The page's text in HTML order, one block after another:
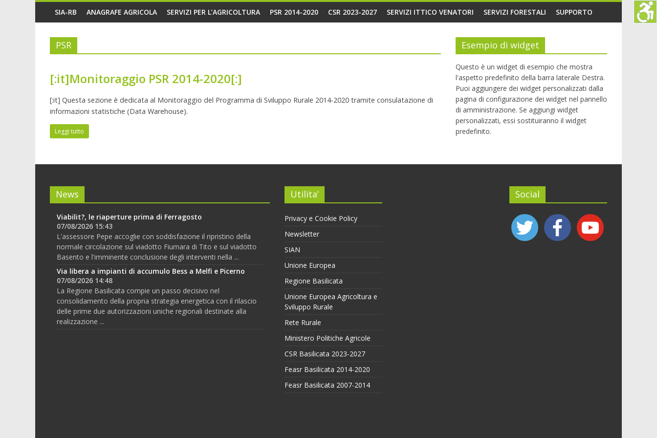
SIA-RB ANAGRAFE AGRICOLA SERVIZI PER L’AGRICOLTURA PSR 2014-2020 CSR 2023-2027 SERVIZI ITTICO VENATORI SERVIZI FORESTALI SUPPORTO
PSR
[:it]Monitoraggio PSR 2014-2020[:]
[:it] Questa sezione è dedicata al Monitoraggio del Programma di Sviluppo Rurale 2014-2020 tramite consulatazione di
informazioni statistiche (Data Warehouse).
Leggi tutto
Esempio di widget
Questo è un widget di esempio che mostra
l'aspetto predefinito della barra laterale Destra.
Puoi aggiungere dei widget personalizzati dalla
pagina di configurazione dei widget nel pannello
di amministrazione. Se aggiungi widget
personalizzati, essi sostituiranno il widget
predefinito.
News
Viabilit?, le riaperture prima di Ferragosto
07/08/2026 15:43
L'assessore Pepe accoglie con soddisfazione il ripristino della
normale circolazione sul viadotto Fiumara di Tito e sul viadotto
Basento e l'imminente conclusione degli interventi nella ...
Via libera a impianti di accumulo Bess a Melfi e Picerno
07/08/2026 14:48
La Regione Basilicata compie un passo decisivo nel
consolidamento della propria strategia energetica con il rilascio
delle prime due autorizzazioni uniche regionali destinate alla
realizzazione ...
Utilita’
Privacy e Cookie Policy
Newsletter
SIAN
Unione Europea
Regione Basilicata
Unione Europea Agricoltura e
Sviluppo Rurale
Rete Rurale
Ministero Politiche Agricole
CSR Basilicata 2023-2027
Feasr Basilicata 2014-2020
Feasr Basilicata 2007-2014
Social